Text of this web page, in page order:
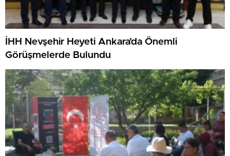
İHH Nevşehir Heyeti Ankara’da Önemli
Görüşmelerde Bulundu